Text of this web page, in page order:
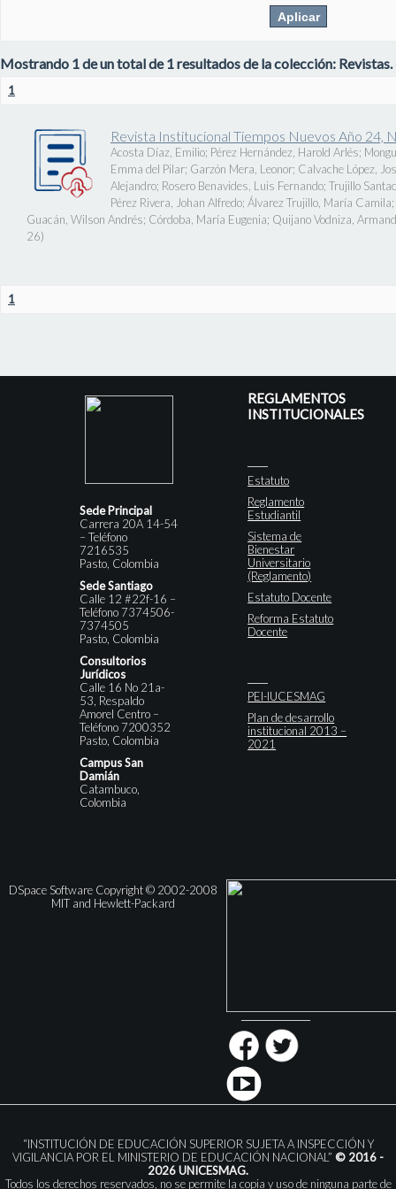
Mostrando 1 de un total de 1 resultados de la colección: Revistas.
1
Revista Institucional Tiempos Nuevos Año 24,
Acosta Díaz, Emilio; Pérez Hernández, Harold Arlés;
Emma del Pilar; Garzón Mera, Leonor; Calvache López,
Alejandro; Rosero Benavides, Luis Fernando; Trujillo
Pérez Rivera, Johan Alfredo; Álvarez Trujillo, María Camila;
Guacán, Wilson Andrés; Córdoba, María Eugenia; Quijano Vodniza,
26)
1
Sede Principal
Carrera 20A 14-54
– Teléfono
7216535
Pasto, Colombia
Sede Santiago
Calle 12 #22f-16 –
Teléfono 7374506-
7374505
Pasto, Colombia
Consultorios
Jurídicos
Calle 16 No 21a-
53, Respaldo
Amorel Centro –
Teléfono 7200352
Pasto, Colombia
Campus San
Damián
Catambuco,
Colombia
REGLAMENTOS
INSTITUCIONALES
Estatuto
Reglamento
Estudiantil
Sistema de
Bienestar
Universitario
(Reglamento)
Estatuto Docente
Reforma Estatuto
Docente
PEI-IUCESMAG
Plan de desarrollo
institucional 2013 –
2021
DSpace Software Copyright © 2002-2008
MIT and Hewlett-Packard
“INSTITUCIÓN DE EDUCACIÓN SUPERIOR SUJETA A INSPECCIÓN Y
VIGILANCIA POR EL MINISTERIO DE EDUCACIÓN NACIONAL” © 2016 -
2026 UNICESMAG.
Todos los derechos reservados, no se permite la copia y uso de ninguna parte de